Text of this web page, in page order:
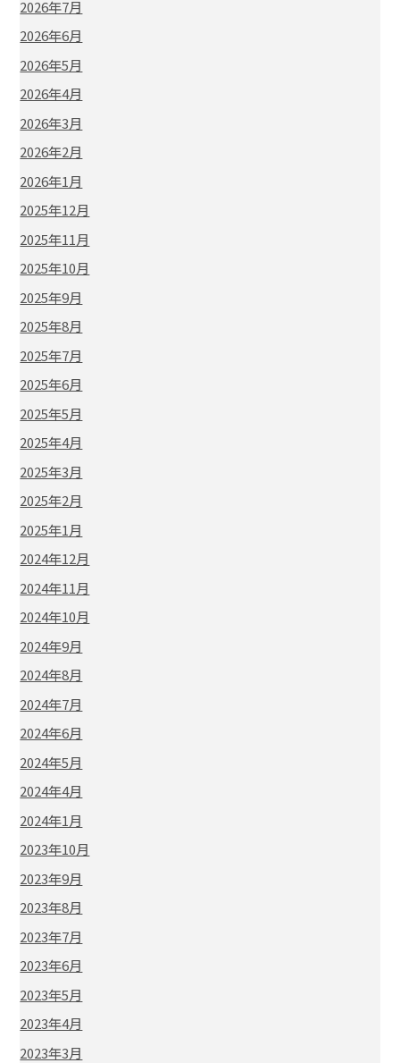
2026年7月
2026年6月
2026年5月
2026年4月
2026年3月
2026年2月
2026年1月
2025年12月
2025年11月
2025年10月
2025年9月
2025年8月
2025年7月
2025年6月
2025年5月
2025年4月
2025年3月
2025年2月
2025年1月
2024年12月
2024年11月
2024年10月
2024年9月
2024年8月
2024年7月
2024年6月
2024年5月
2024年4月
2024年1月
2023年10月
2023年9月
2023年8月
2023年7月
2023年6月
2023年5月
2023年4月
2023年3月